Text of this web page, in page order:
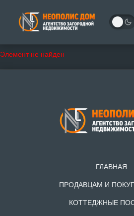
Элемент не найден
ГЛАВНАЯ
ПРОДАВЦАМ И
КОТТЕДЖНЫЕ